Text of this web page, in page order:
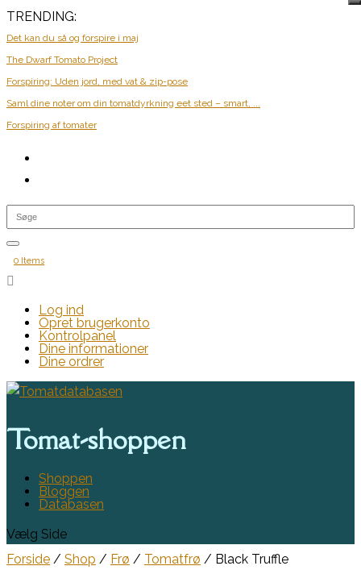
TRENDING:
Det kan du så og forspire i maj
The Dwarf Tomato Project
Forspiring: Uden jord, med vat & zip-pose
Saml dine noter om din tomatdyrkning eet sted – smart, ...
Forspiring af tomater
0 Items

Log ind
Opret brugerkonto
Kontrolpanel
Dine informationer
Dine ordrer
Tomat-shoppen
Shoppen
Bloggen
Databasen
Vælg Side
Forside / Shop / Frø / Tomatfrø / Black Truffle